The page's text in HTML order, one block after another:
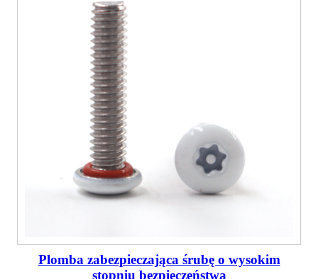
Plomba zabezpieczająca śrubę o wysokim
stopniu bezpieczeństwa